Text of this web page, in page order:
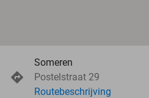
Someren
Postelstraat 29
Routebeschrijving